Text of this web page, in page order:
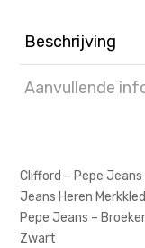
Beschrijving
Aanvullende
Clifford – Pepe
Jeans Heren
Pepe Jeans –
Zwart